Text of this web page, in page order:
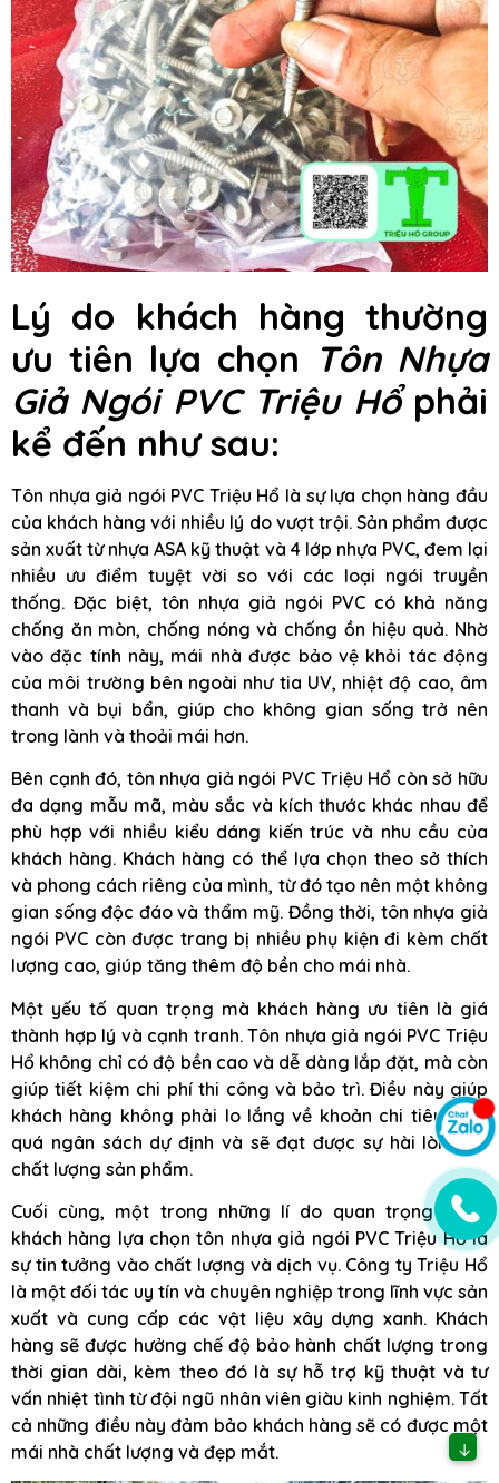
Lý do khách hàng thường
ưu tiên lựa chọn Tôn Nhựa
Giả Ngói PVC Triệu Hổphải
kể đến như sau:
Tôn nhựa giả ngói PVC Triệu Hổ là sự lựa chọn hàng đầu
của khách hàng với nhiều lý do vượt trội. Sản phẩm được
sản xuất từ nhựa ASA kỹ thuật và 4 lớp nhựa PVC, đem lại
nhiều ưu điểm tuyệt vời so với các loại ngói truyền
thống. Đặc biệt, tôn nhựa giả ngói PVC có khả năng
chống ăn mòn, chống nóng và chống ồn hiệu quả. Nhờ
vào đặc tính này, mái nhà được bảo vệ khỏi tác động
của môi trường bên ngoài như tia UV, nhiệt độ cao, âm
thanh và bụi bẩn, giúp cho không gian sống trở nên
trong lành và thoải mái hơn.
Bên cạnh đó, tôn nhựa giả ngói PVC Triệu Hổ còn sở hữu
đa dạng mẫu mã, màu sắc và kích thước khác nhau để
phù hợp với nhiều kiểu dáng kiến trúc và nhu cầu của
khách hàng. Khách hàng có thể lựa chọn theo sở thích
và phong cách riêng của mình, từ đó tạo nên một không
gian sống độc đáo và thẩm mỹ. Đồng thời, tôn nhựa giả
ngói PVC còn được trang bị nhiều phụ kiện đi kèm chất
lượng cao, giúp tăng thêm độ bền cho mái nhà.
Một yếu tố quan trọng mà khách hàng ưu tiên là giá
thành hợp lý và cạnh tranh. Tôn nhựa giả ngói PVC Triệu
Hổ không chỉ có độ bền cao và dễ dàng lắp đặt, mà còn
giúp tiết kiệm chi phí thi công và bảo trì. Điều này giúp
khách hàng không phải lo lắng về khoản chi tiêu vượt
quá ngân sách dự định và sẽ đạt được sự hài lòng về
chất lượng sản phẩm.
Cuối cùng, một trong những lí do quan trọng khiến
khách hàng lựa chọn tôn nhựa giả ngói PVC Triệu Hổ là
sự tin tưởng vào chất lượng và dịch vụ. Công ty Triệu Hổ
là một đối tác uy tín và chuyên nghiệp trong lĩnh vực sản
xuất và cung cấp các vật liệu xây dựng xanh. Khách
hàng sẽ được hưởng chế độ bảo hành chất lượng trong
thời gian dài, kèm theo đó là sự hỗ trợ kỹ thuật và tư
vấn nhiệt tình từ đội ngũ nhân viên giàu kinh nghiệm. Tất
cả những điều này đảm bảo khách hàng sẽ có được một
mái nhà chất lượng và đẹp mắt.
↓